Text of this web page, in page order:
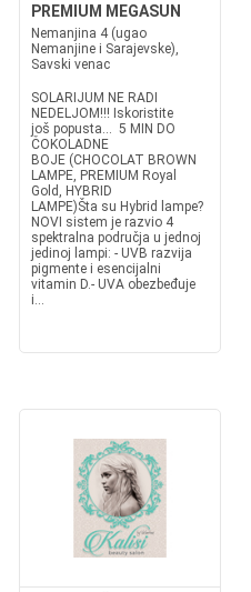
PREMIUM MEGASUN
Nemanjina 4 (ugao
Nemanjine i Sarajevske),
Savski venac
SOLARIJUM NE RADI
NEDELJOM!!! Iskoristite
još popusta... 5 MIN DO
ČOKOLADNE
BOJE (CHOCOLAT BROWN
LAMPE, PREMIUM Royal
Gold, HYBRID
LAMPE)Šta su Hybrid lampe?
NOVI sistem je razvio 4
spektralna područja u jednoj
jedinoj lampi: - UVB razvija
pigmente i esencijalni
vitamin D.- UVA obezbeđuje
i...